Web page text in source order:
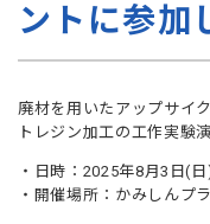
ントに参加
廃材を用いたアップサイ
トレジン加工の工作実験
・日時：2025年8月3日(
・開催場所：かみしんプ